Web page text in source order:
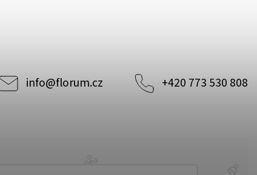
info@florum.cz +420 773 530 808